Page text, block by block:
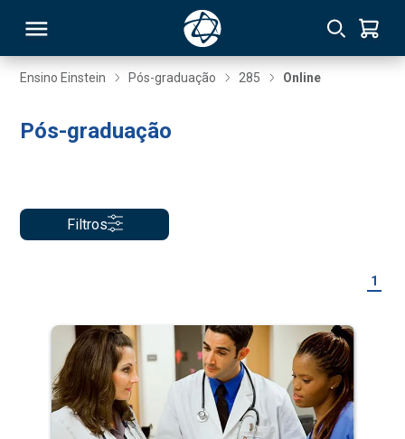
Ensino Einstein Pós-graduação 285 Online
Pós-graduação
Filtros
1